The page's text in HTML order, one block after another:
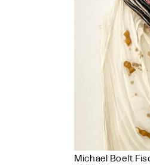
Michael Boelt